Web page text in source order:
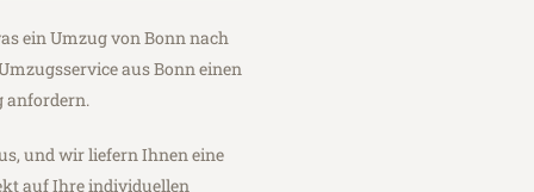
ein Umzug von Bonn nach
aus Bonn einen
anfordern.
und wir liefern Ihnen eine
auf Ihre individuellen